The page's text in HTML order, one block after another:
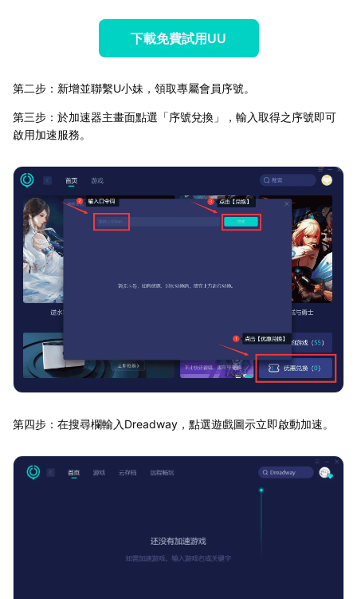
下載免費試用UU
第二步：新增並聯繫U小妹，領取專屬會員序號。
第三步：於加速器主畫面點選「序號兌換」，輸入取得之序號即可
啟用加速服務。
第四步：在搜尋欄輸入Dreadway，點選遊戲圖示立即啟動加速。